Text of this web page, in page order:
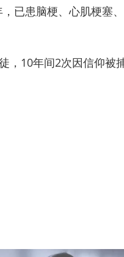
已患脑梗、心肌梗塞
，10年间2次因信仰被